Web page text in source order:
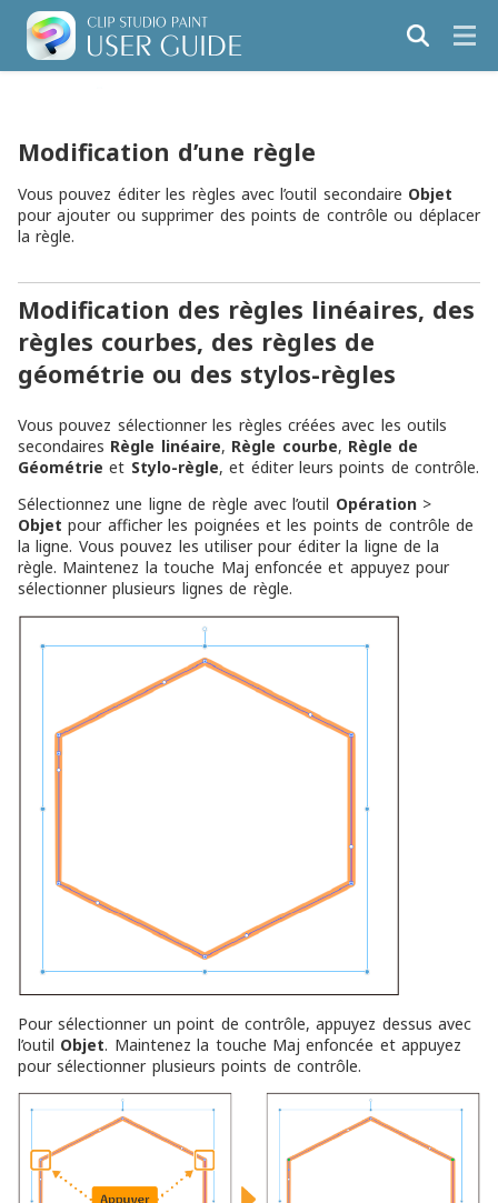
Modification d’une règle
Vous pouvez éditer les règles avec l’outil secondaire Objet
pour ajouter ou supprimer des points de contrôle ou déplacer
la règle.
Modification des règles linéaires, des
règles courbes, des règles de
géométrie ou des stylos-règles
Vous pouvez sélectionner les règles créées avec les outils
secondaires Règle linéaire, Règle courbe, Règle de
Géométrieet Stylo-règle, et éditer leurs points de contrôle.
Sélectionnez une ligne de règle avec l’outil Opération>
Objet pour afficher les poignées et les points de contrôle de
la ligne. Vous pouvez les utiliser pour éditer la ligne de la
règle. Maintenez la touche Maj enfoncée et appuyez pour
sélectionner plusieurs lignes de règle.
Pour sélectionner un point de contrôle, appuyez dessus avec
l’outil Objet. Maintenez la touche Maj enfoncée et appuyez
pour sélectionner plusieurs points de contrôle.